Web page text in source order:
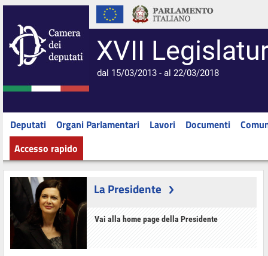
XVII
dal 15/03/2013 - al 22/03/2018
Deputati Organi Parlamentari Lavori Documenti
Accesso rapido
La Presidente
Vai alla home page della Presidente